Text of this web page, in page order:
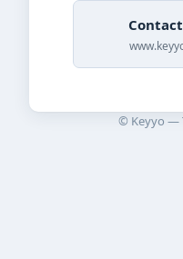
© Keyyo —